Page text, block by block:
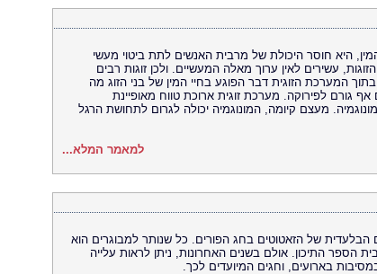
היא חוסר היכולת של מרבית האנשים לתת ביטוי מעשי
עשירים לאין ערוך מאלה המעשיים. ולכן זוגות רבים
המערכת הזוגית דבר הפוגע בחיי המין של בני הזוג מה
גורם לפירוקה. מערכת זוגית ארוכת טווח מאופיינת
מעצם קיומה, המונוגמיה יכולה לגרום לתחושת הרגל
למאמר המלא...
של הזאטוטים בחג הפורים. כל שנותר למבוגרים הוא
הספר התיכון. אולם בשנים האחרונות, ניתן לראות עלייה
בארועים, וחגים המיועדים לכך.